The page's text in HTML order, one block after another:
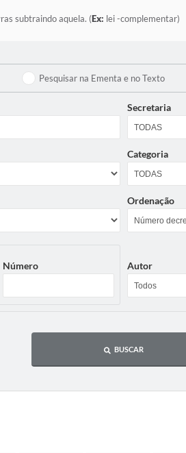
subtraindo aquela. (Ex: lei -complementar)
Pesquisar na Ementa e no Texto
Secretaria
Categoria
Ordenação
Número Autor
BUSCAR